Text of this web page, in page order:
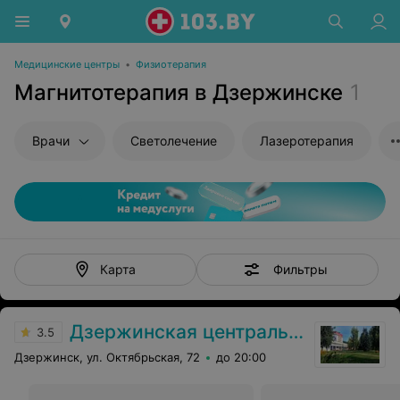
Медицинские центры • Физиотерапия
Магнитотерапия в Дзержинске 1
Врачи Светолечение Лазеротерапия
Карта Фильтры
3.5 Дзержинская центральная районная больница
Дзержинск, ул. Октябрьская, 72 до 20:00